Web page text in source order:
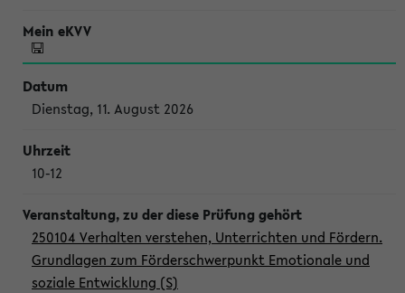
Dienstag, 11. August 2026
10-12
250104 Verhalten verstehen, Unterrichten und Fördern.
Grundlagen zum Förderschwerpunkt Emotionale und
soziale Entwicklung (S)